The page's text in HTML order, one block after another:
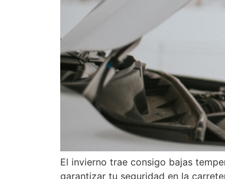
El invierno trae consigo bajas
garantizar tu seguridad en la